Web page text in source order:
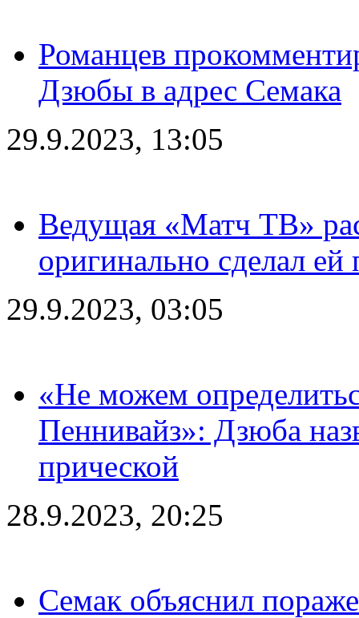
Романцев
Дзюбы в адрес Семака
29.9.2023, 13:05
Ведущая «Матч ТВ»
оригинально сделал ей
29.9.2023, 03:05
«Не можем
Пеннивайз»: Дзюба
прической
28.9.2023, 20:25
Семак объяснил